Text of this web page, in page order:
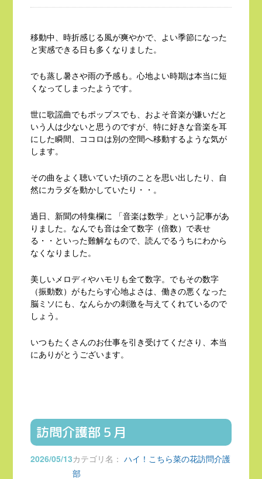
移動中、時折感じる風が爽やかで、よい季節になった
と実感できる日も多くなりました。
でも蒸し暑さや雨の予感も。心地よい時期は本当に短
くなってしまったようです。
世に歌謡曲でもポップスでも、およそ音楽が嫌いだと
いう人は少ないと思うのですが、特に好きな音楽を耳
にした瞬間、ココロは別の空間へ移動するような気が
します。
その曲をよく聴いていた頃のことを思い出したり、自
然にカラダを動かしていたり・・。
過日、新聞の特集欄に 「音楽は数学」という記事があ
りました。なんでも音は全て数字（倍数）で表せ
る・・といった難解なもので、読んでるうちにわから
なくなりました。
美しいメロディやハモリも全て数字。でもその数字
（振動数）がもたらす心地よさは、働きの悪くなった
脳ミソにも、なんらかの刺激を与えてくれているので
しょう。
いつもたくさんのお仕事を引き受けてくださり、本当
にありがとうございます。
訪問介護部５月
2026/05/13カテゴリ名： ハイ！こちら菜の花訪問介護
部